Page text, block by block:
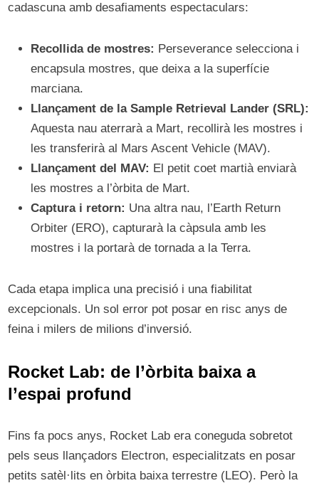
cadascuna amb desafiaments espectaculars:
Recollida de mostres: Perseverance selecciona i
encapsula mostres, que deixa a la superfície
marciana.
Llançament de la Sample Retrieval Lander (SRL):
Aquesta nau aterrarà a Mart, recollirà les mostres i
les transferirà al Mars Ascent Vehicle (MAV).
Llançament del MAV: El petit coet martià enviarà
les mostres a l’òrbita de Mart.
Captura i retorn: Una altra nau, l’Earth Return
Orbiter (ERO), capturarà la càpsula amb les
mostres i la portarà de tornada a la Terra.
Cada etapa implica una precisió i una fiabilitat
excepcionals. Un sol error pot posar en risc anys de
feina i milers de milions d’inversió.
Rocket Lab: de l’òrbita baixa a
l’espai profund
Fins fa pocs anys, Rocket Lab era coneguda sobretot
pels seus llançadors Electron, especialitzats en posar
petits satèl·lits en òrbita baixa terrestre (LEO). Però la